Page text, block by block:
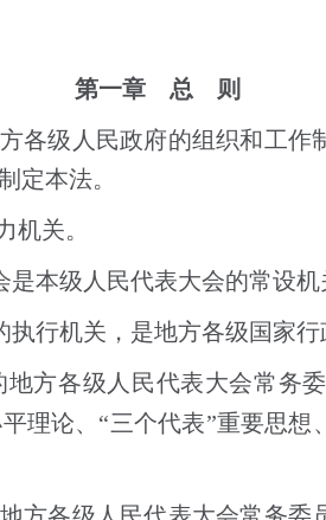
第一章 总 则
各级人民政府的组织和工
定本法。
机关。
本级人民代表大会的常设机
行机关，是地方各级国家行
方各级人民代表大会常务
理论、 “三个代表”重要思想